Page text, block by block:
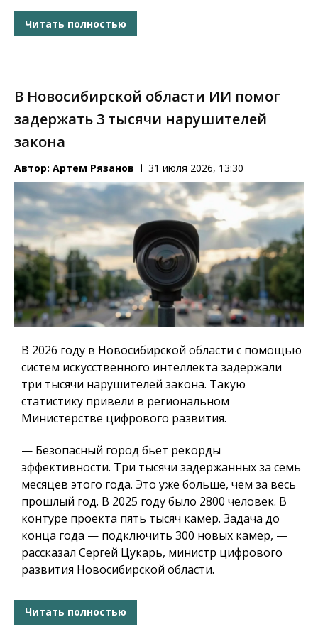
Читать полностью
В Новосибирской области ИИ помог
задержать 3 тысячи нарушителей
закона
Автор: Артем Рязанов 31 июля 2026, 13:30
В 2026 году в Новосибирской области с помощью
систем искусственного интеллекта задержали
три тысячи нарушителей закона. Такую
статистику привели в региональном
Министерстве цифрового развития.
— Безопасный город бьет рекорды
эффективности. Три тысячи задержанных за семь
месяцев этого года. Это уже больше, чем за весь
прошлый год. В 2025 году было 2800 человек. В
контуре проекта пять тысяч камер. Задача до
конца года — подключить 300 новых камер, —
рассказал Сергей Цукарь, министр цифрового
развития Новосибирской области.
Читать полностью